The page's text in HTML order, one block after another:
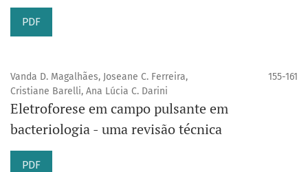
PDF
Vanda D. Magalhães, Joseane C. Ferreira,
Cristiane Barelli, Ana Lúcia C. Darini
155-161
Eletroforese em campo pulsante em
bacteriologia - uma revisão técnica
PDF